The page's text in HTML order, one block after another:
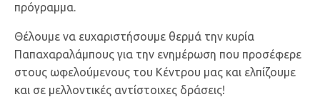
πρόγραμμα.
Θέλουμε να ευχαριστήσουμε θερμά την κυρία
Παπαχαραλάμπους για την ενημέρωση που προσέφερε
στους ωφελούμενους του Κέντρου μας και ελπίζουμε
και σε μελλοντικές αντίστοιχες δράσεις!